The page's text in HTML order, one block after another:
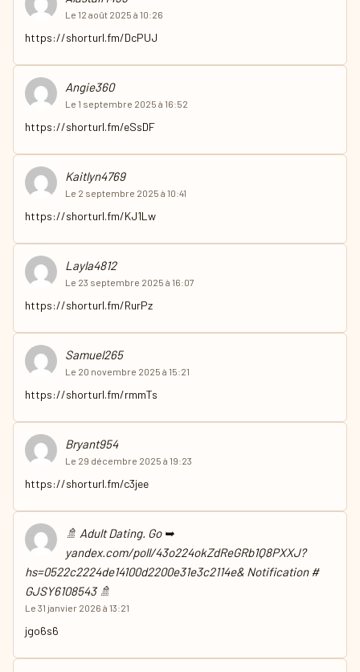
Le 12 août 2025 à 10:26
https://shorturl.fm/DcPUJ
Angie360
Le 1 septembre 2025 à 16:52
https://shorturl.fm/eSsDF
Kaitlyn4769
Le 2 septembre 2025 à 10:41
https://shorturl.fm/KJ1Lw
Layla4812
Le 23 septembre 2025 à 16:07
https://shorturl.fm/RurPz
Samuel265
Le 20 novembre 2025 à 15:21
https://shorturl.fm/rmmTs
Bryant954
Le 29 décembre 2025 à 19:23
https://shorturl.fm/c3jee
🚿 Adult Dating. Go ➥
yandex.com/poll/43o224okZdReGRb1Q8PXXJ?
hs=0522c2224de14100d2200e31e3c2114e& Notification #
GJSY6108543 🚿
Le 31 janvier 2026 à 13:21
jgo6s6